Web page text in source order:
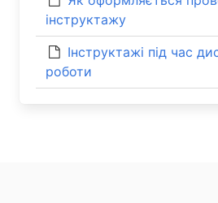
інструктажу
Інструктажі під час
роботи